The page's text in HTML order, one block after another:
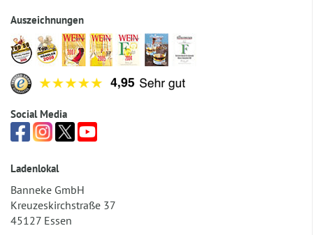
Auszeichnungen
Social Media
Ladenlokal
Banneke GmbH
Kreuzeskirchstraße 37
45127 Essen